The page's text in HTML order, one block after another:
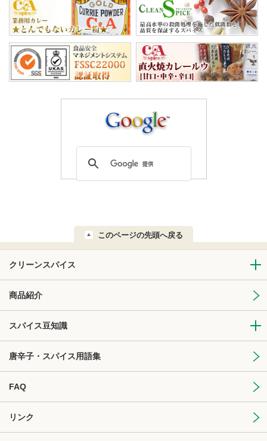
このページの先頭へ戻る
クリーンスパイス
商品紹介
スパイス豆知識
唐辛子・スパイス用語集
FAQ
リンク